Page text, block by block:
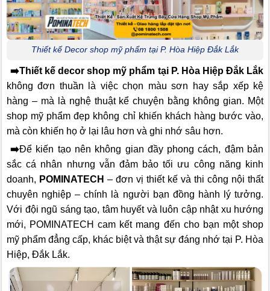
Thiết kế Decor shop mỹ phẩm tại P. Hòa Hiệp Đắk Lắk
➡️Thiết kế decor shop mỹ phẩm tại P. Hòa Hiệp Đắk Lắk
không đơn thuần là việc chọn màu sơn hay sắp xếp kệ
hàng – mà là nghệ thuật kể chuyện bằng không gian. Một
shop mỹ phẩm đẹp không chỉ khiến khách hàng bước vào,
mà còn khiến họ ở lại lâu hơn và ghi nhớ sâu hơn.
➡️Để kiến tạo nên không gian đầy phong cách, đậm bản
sắc cá nhân nhưng vẫn đảm bảo tối ưu công năng kinh
doanh, POMINATECH – đơn vị thiết kế và thi công nội thất
chuyên nghiệp – chính là người bạn đồng hành lý tưởng.
Với đội ngũ sáng tạo, tâm huyết và luôn cập nhật xu hướng
mới, POMINATECH cam kết mang đến cho bạn một shop
mỹ phẩm đẳng cấp, khác biệt và thật sự đáng nhớ tại P. Hòa
Hiệp, Đắk Lắk.